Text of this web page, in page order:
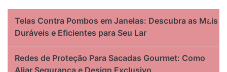
Telas Contra Pombos em Janelas: Descubra as Mais
Duráveis e Eficientes para Seu Lar
Redes de Proteção Para Sacadas Gourmet: Como
Aliar Segurança e Design Exclusivo